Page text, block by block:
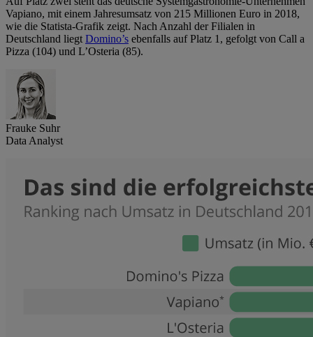
Vapiano, mit einem Jahresumsatz von 215 Millionen Euro in 2018,
wie die Statista-Grafik zeigt. Nach Anzahl der Filialen in
Deutschland liegtDomino’s ebenfalls auf Platz 1, gefolgt von Call a
Pizza (104) und L’Osteria (85).
Frauke Suhr
Data Analyst